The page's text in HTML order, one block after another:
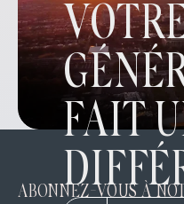
FAIT
ABONNEZ-VOUS À